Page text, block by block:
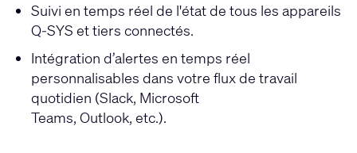
Suivi en temps réel de l'état de tous les appareils
Q-SYS et tiers connectés.
Intégration d’alertes en temps réel
personnalisables dans votre flux de travail
quotidien (Slack, Microsoft
Teams, Outlook, etc.).